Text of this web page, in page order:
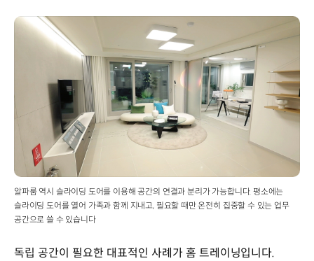
알파룸 역시 슬라이딩 도어를 이용해 공간의 연결과 분리가 가능합니다. 평소에는
슬라이딩 도어를 열어 가족과 함께 지내고, 필요할 때만 온전히 집중할 수 있는 업무
공간으로 쓸 수 있습니다
독립 공간이 필요한 대표적인 사례가 홈 트레이닝입니다.